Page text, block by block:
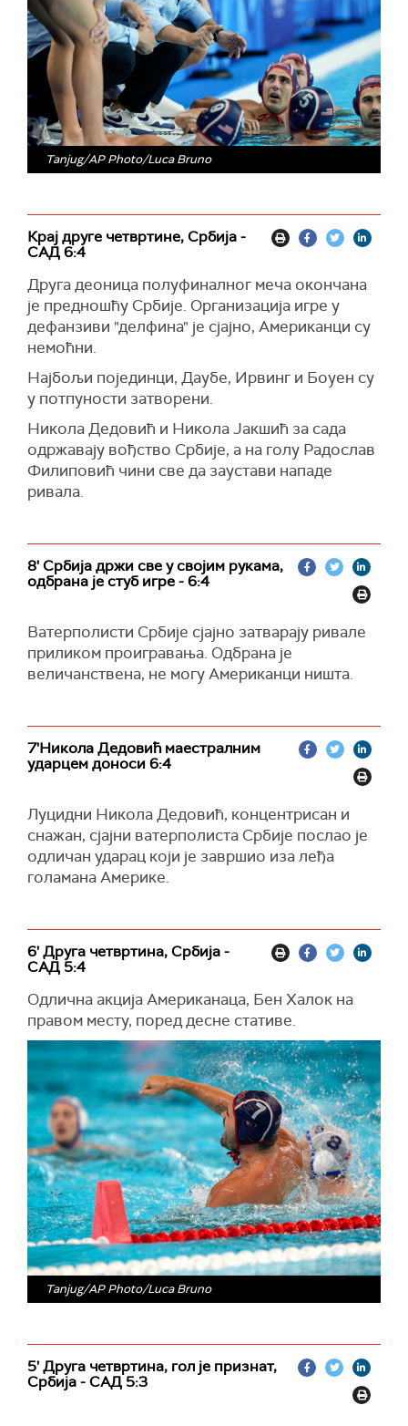
Tanjug/AP Photo/Luca Bruno
Крај друге четвртине, Србија -
САД 6:4
Друга деоница полуфиналног меча окончана
је предношћу Србије. Организација игре у
дефанзиви "делфина" је сјајно, Американци су
немоћни.
Најбољи појединци, Даубе, Ирвинг и Боуен су
у потпуности затворени.
Никола Дедовић и Никола Јакшић за сада
одржавају вођство Србије, а на голу Радослав
Филиповић чини све да заустави нападе
ривала.
8' Србија држи све у својим рукама,
одбрана је стуб игре - 6:4
Ватерполисти Србије сјајно затварају ривале
приликом проигравања. Одбрана је
величанствена, не могу Американци ништа.
7'Никола Дедовић маестралним
ударцем доноси 6:4
Луцидни Никола Дедовић, концентрисан и
снажан, сјајни ватерполиста Србије послао је
одличан ударац који је завршио иза леђа
голамана Америке.
6' Друга четвртина, Србија -
САД 5:4
Одлична акција Американаца, Бен Халок на
правом месту, поред десне стативе.
Tanjug/AP Photo/Luca Bruno
5' Друга четвртина, гол је признат,
Србија - САД 5:3